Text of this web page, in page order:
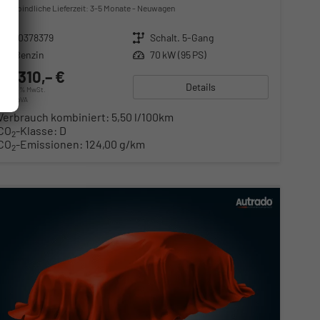
unverbindliche Lieferzeit: 3-5 Monate Neuwagen
10378379 Getriebe Schalt. 5-Gang
Benzin Leistung 70 kW (95 PS)
23.310,– €
incl. 20% MwSt.
inkl. NoVA
Details
kombiniert: 5,50 l/100km
2-Klasse: D
2-Emissionen: 124,00 g/km